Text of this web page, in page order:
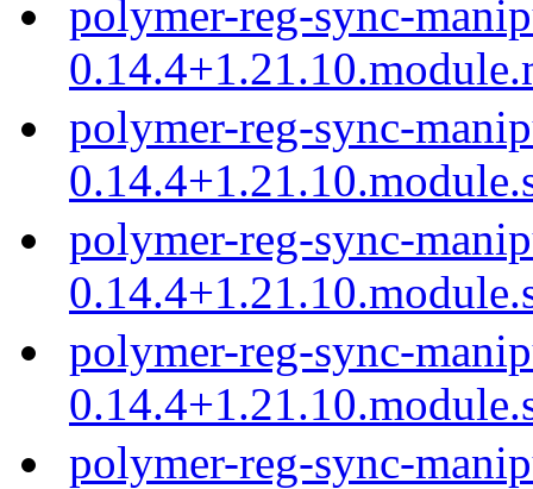
polymer-reg-sync-
polymer-reg-sync-
polymer-reg-sync-
polymer-reg-sync-
polymer-reg-sync-